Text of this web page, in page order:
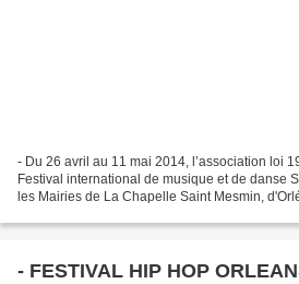
- Du 26 avril au 11 mai 2014, l’association loi
Festival international de musique et de danse
les Mairies de La Chapelle Saint Mesmin,
- FESTIVAL HIP HOP